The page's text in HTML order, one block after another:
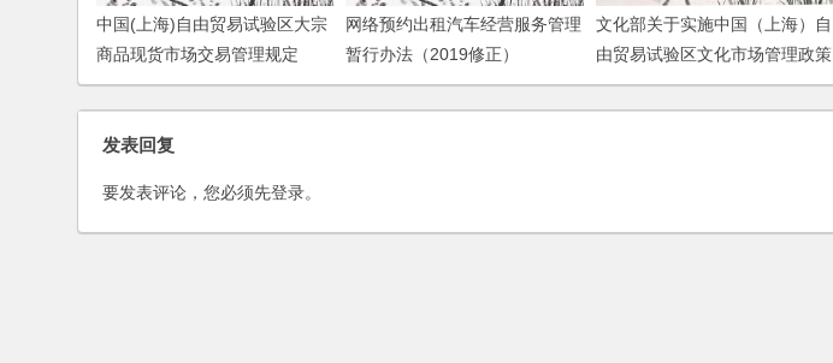
中国(上海)自由贸易试验区大宗
商品现货市场交易管理规定
网络预约出租汽车经营服务管理
暂行办法（2019修正）
文化部关于实施中国（上海）自
由贸易试验区文化市场管理政策
的通知
发表回复
要发表评论，您必须先登录。